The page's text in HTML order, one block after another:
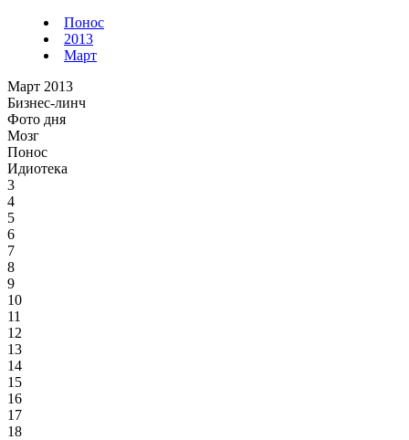
Понос
2013
Март
Март 2013
Бизнес-линч
Фото дня
Мозг
Понос
Идиотека
3
4
5
6
7
8
9
10
11
12
13
14
15
16
17
18